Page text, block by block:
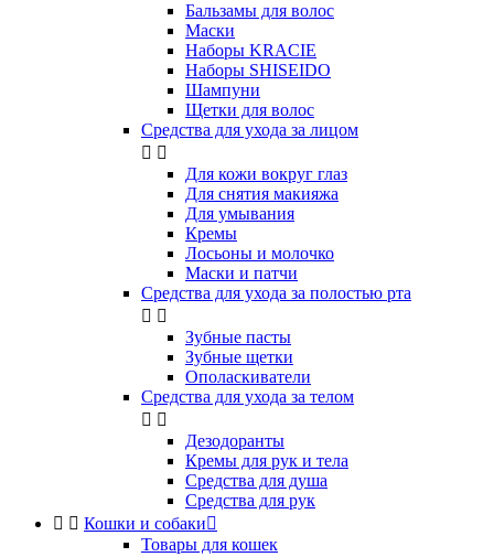
Бальзамы для волос
Маски
Наборы KRACIE
Наборы SHISEIDO
Шампуни
Щетки для волос
Средства для ухода за лицом
 
Для кожи вокруг глаз
Для снятия макияжа
Для умывания
Кремы
Лосьоны и молочко
Маски и патчи
Средства для ухода за полостью рта
 
Зубные пасты
Зубные щетки
Ополаскиватели
Средства для ухода за телом
 
Дезодоранты
Кремы для рук и тела
Средства для душа
Средства для рук
  Кошки и собаки
Товары для кошек